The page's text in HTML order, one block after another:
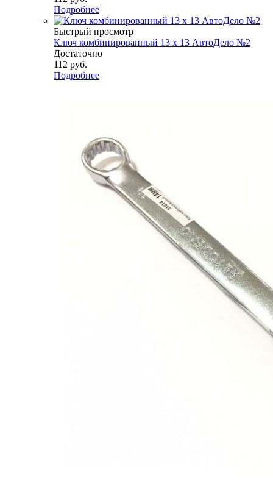
Подробнее
Быстрый просмотр
Ключ комбинированный 13 х 13 АвтоДело №2
Достаточно
112 руб.
Подробнее